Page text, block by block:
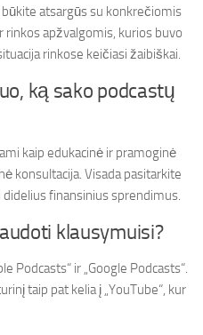
būkite atsargūs su konkrečiomis
apžvalgomis, kurios buvo
rinkose keičiasi žaibiškai.
ką sako podcastų
kaip edukacinė ir pramoginė
konsultacija. Visada pasitarkite
finansinius sprendimus.
klausymuisi?
Podcasts“ ir „Google Podcasts“.
taip pat kelia į „YouTube“, kur